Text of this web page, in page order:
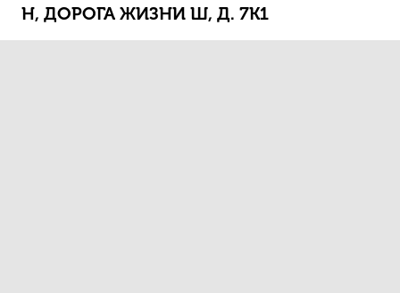
Н, ДОРОГА ЖИЗНИ Ш, Д. 7К1